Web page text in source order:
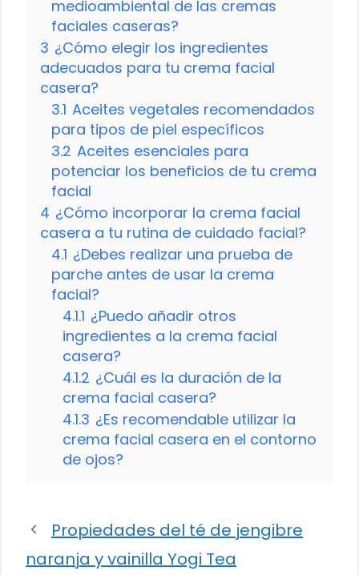
medioambiental de las cremas
faciales caseras?
3 ¿Cómo elegir los ingredientes
adecuados para tu crema facial
casera?
3.1 Aceites vegetales recomendados
para tipos de piel específicos
3.2 Aceites esenciales para
potenciar los beneficios de tu crema
facial
4 ¿Cómo incorporar la crema facial
casera a tu rutina de cuidado facial?
4.1 ¿Debes realizar una prueba de
parche antes de usar la crema
facial?
4.1.1 ¿Puedo añadir otros
ingredientes a la crema facial
casera?
4.1.2 ¿Cuál es la duración de la
crema facial casera?
4.1.3 ¿Es recomendable utilizar la
crema facial casera en el contorno
de ojos?
Propiedades del té de jengibre
naranja y vainilla Yogi Tea